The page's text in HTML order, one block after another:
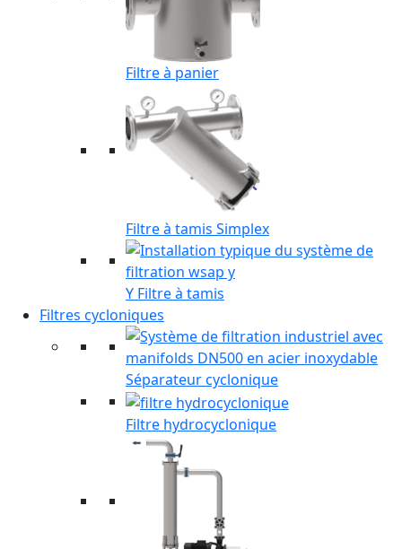
Filtre à panier
Filtre à tamis Simplex
Y Filtre à tamis
Filtres cycloniques
Séparateur cyclonique
Filtre hydrocyclonique